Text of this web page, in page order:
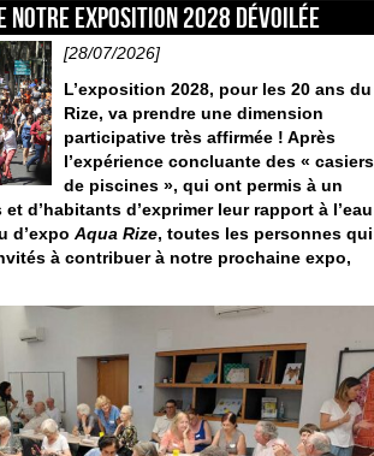
notre exposition 2028 dévoilée
[28/07/2026]
L’exposition 2028, pour les 20 ans du
Rize, va prendre une dimension
participative très affirmée ! Après
l’expérience concluante des « casiers
de piscines », qui ont permis à un
d’habitants d’exprimer leur rapport à l’eau
d’expo Aqua Rize, toutes les personnes qui
à contribuer à notre prochaine expo,